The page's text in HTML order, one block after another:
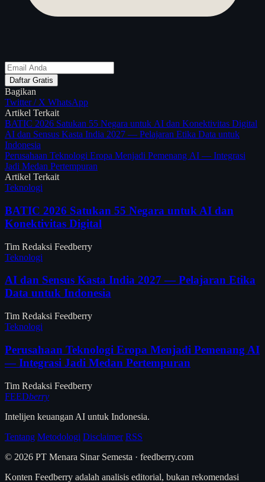
Daftar Gratis
Bagikan
Twitter / X WhatsApp
Artikel Terkait
BATIC 2026 Satukan 55 Negara untuk AI dan Konektivitas Digital
AI dan Sensus Kasta India 2027 — Pelajaran Etika Data untuk
Indonesia
Perusahaan Teknologi Eropa Menjadi Pemenang AI — Integrasi
Jadi Medan Pertempuran
Artikel Terkait
Teknologi
BATIC 2026 Satukan 55 Negara untuk AI dan
Konektivitas Digital
Tim Redaksi Feedberry
Teknologi
AI dan Sensus Kasta India 2027 — Pelajaran Etika
Data untuk Indonesia
Tim Redaksi Feedberry
Teknologi
Perusahaan Teknologi Eropa Menjadi Pemenang AI
— Integrasi Jadi Medan Pertempuran
Tim Redaksi Feedberry
FEEDberry
Intelijen keuangan AI untuk Indonesia.
Tentang Metodologi Disclaimer RSS
© 2026 PT Menara Sinar Semesta · feedberry.com
Konten Feedberry adalah analisis editorial, bukan rekomendasi